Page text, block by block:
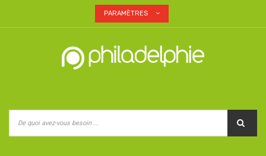
PARAMÈTRES